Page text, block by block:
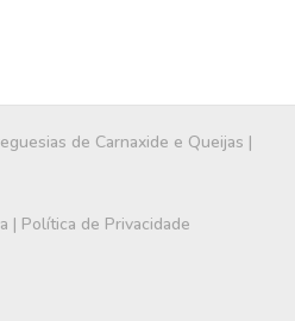
de Carnaxide e Queijas |
| Política de Privacidade